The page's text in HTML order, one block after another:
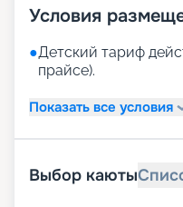
Условия
●Детский тариф
прайсе).
Показать все условия
Выбор каюты